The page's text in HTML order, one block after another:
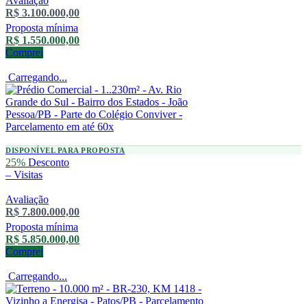
R$ 3.100.000,00
Proposta mínima
R$ 1.550.000,00
Comprei
Carregando...
DISPONÍVEL PARA PROPOSTA
25% Desconto
– Visitas
Avaliação
R$ 7.800.000,00
Proposta mínima
R$ 5.850.000,00
Comprei
Carregando...